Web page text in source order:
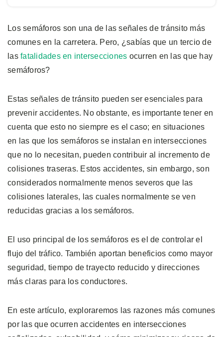
Los semáforos son una de las señales de tránsito más
comunes en la carretera. Pero, ¿sabías que un tercio de
las fatalidades en intersecciones ocurren en las que hay
semáforos?
Estas señales de tránsito pueden ser esenciales para
prevenir accidentes. No obstante, es importante tener en
cuenta que esto no siempre es el caso; en situaciones
en las que los semáforos se instalan en intersecciones
que no lo necesitan, pueden contribuir al incremento de
colisiones traseras. Estos accidentes, sin embargo, son
considerados normalmente menos severos que las
colisiones laterales, las cuales normalmente se ven
reducidas gracias a los semáforos.
El uso principal de los semáforos es el de controlar el
flujo del tráfico. También aportan beneficios como mayor
seguridad, tiempo de trayecto reducido y direcciones
más claras para los conductores.
En este artículo, exploraremos las razones más comunes
por las que ocurren accidentes en intersecciones